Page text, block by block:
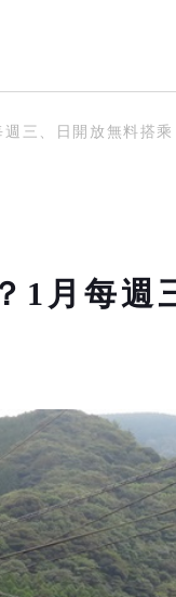
三、日開放無料搭乘
1月每週